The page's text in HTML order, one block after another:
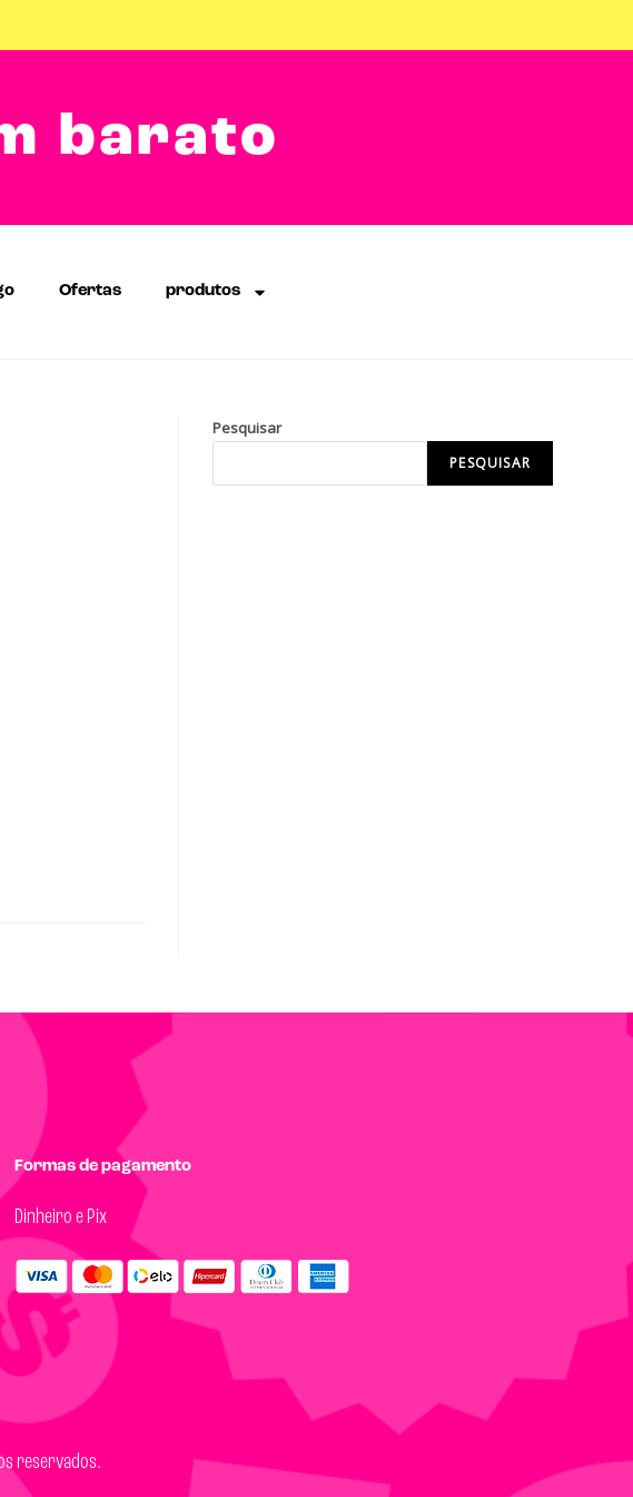
barato
Ofertas produtos
Pesquisar
PESQUISAR
Formas de pagamento
Dinheiro e Pix
reservados.